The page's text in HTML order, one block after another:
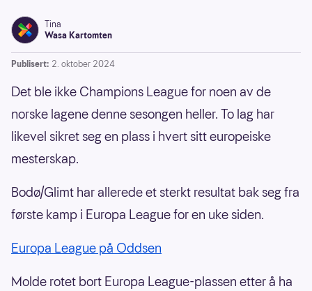
Tina
Wasa Kartomten
Publisert: 2. oktober 2024
Det ble ikke Champions League for noen av de
norske lagene denne sesongen heller. To lag har
likevel sikret seg en plass i hvert sitt europeiske
mesterskap.
Bodø/Glimt har allerede et sterkt resultat bak seg fra
første kamp i Europa League for en uke siden.
Europa League på Oddsen
Molde rotet bort Europa League-plassen etter å ha